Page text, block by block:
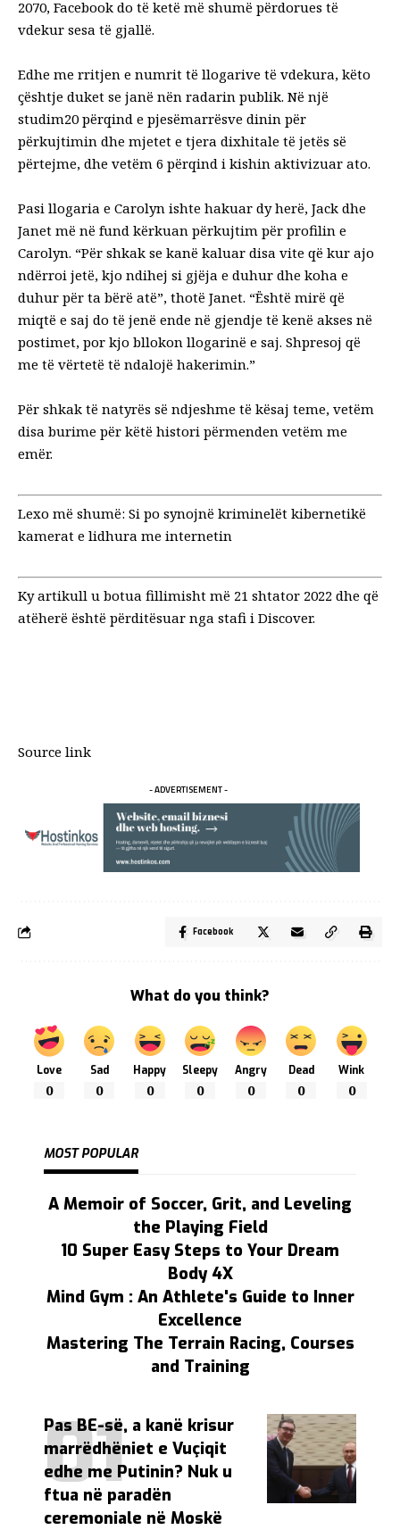
2070, Facebook do të ketë më shumë përdorues të
vdekur sesa të gjallë.
Edhe me rritjen e numrit të llogarive të vdekura, këto
çështje duket se janë nën radarin publik. Në një
studim20 përqind e pjesëmarrësve dinin për
përkujtimin dhe mjetet e tjera dixhitale të jetës së
përtejme, dhe vetëm 6 përqind i kishin aktivizuar ato.
Pasi llogaria e Carolyn ishte hakuar dy herë, Jack dhe
Janet më në fund kërkuan përkujtim për profilin e
Carolyn. “Për shkak se kanë kaluar disa vite që kur ajo
ndërroi jetë, kjo ndihej si gjëja e duhur dhe koha e
duhur për ta bërë atë”, thotë Janet. “Është mirë që
miqtë e saj do të jenë ende në gjendje të kenë akses në
postimet, por kjo bllokon llogarinë e saj. Shpresoj që
me të vërtetë të ndalojë hakerimin.”
Për shkak të natyrës së ndjeshme të kësaj teme, vetëm
disa burime për këtë histori përmenden vetëm me
emër.
Lexo më shumë: Si po synojnë kriminelët kibernetikë
kamerat e lidhura me internetin
Ky artikull u botua fillimisht më 21 shtator 2022 dhe që
atëherë është përditësuar nga stafi i Discover.
Source link
- ADVERTISEMENT -
Facebook
What do you think?
Love
0
Sad
0
Happy
0
Sleepy
0
Angry
0
Dead
0
Wink
0
MOST POPULAR
A Memoir of Soccer, Grit, and Leveling
the Playing Field
10 Super Easy Steps to Your Dream
Body 4X
Mind Gym : An Athlete's Guide to Inner
Excellence
Mastering The Terrain Racing, Courses
and Training
Pas BE-së, a kanë krisur
marrëdhëniet e Vuçiqit
edhe me Putinin? Nuk u
ftua në paradën
ceremoniale në Moskë